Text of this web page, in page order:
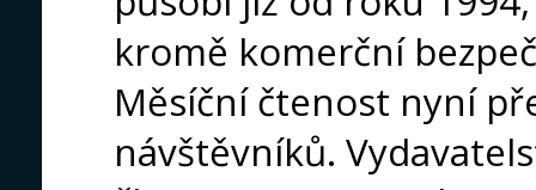
kromě komerční
Měsíční čtenost nyní
návštěvníků.